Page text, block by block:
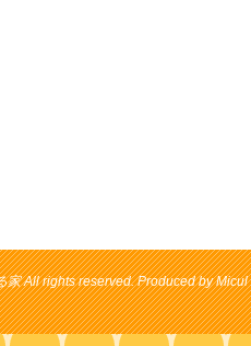
家 All rights reserved. Produced by Micul